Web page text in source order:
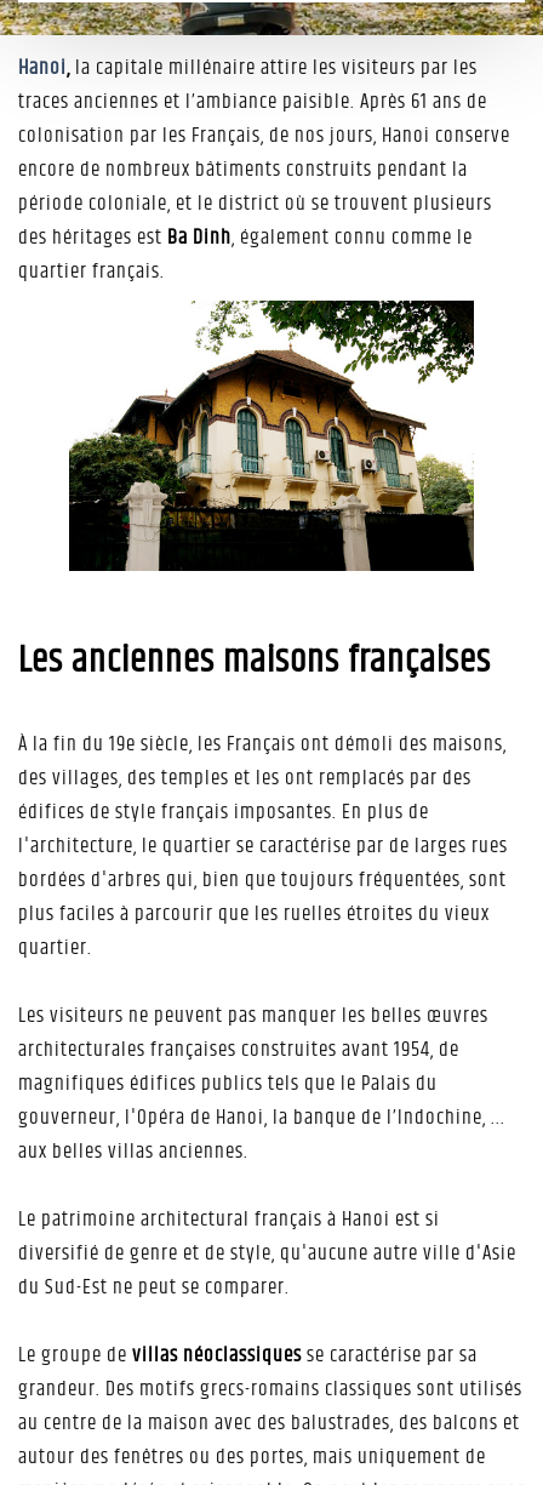
Hanoi,la capitale millénaire attire les visiteurs par les
traces anciennes et l’ambiance paisible. Après 61 ans de
colonisation par les Français, de nos jours, Hanoi conserve
encore de nombreux bâtiments construits pendant la
période coloniale, et le district où se trouvent plusieurs
des héritages est Ba Dinh, également connu comme le
quartier français.
Les anciennes maisons françaises
À la fin du 19e siècle, les Français ont démoli des maisons,
des villages, des temples et les ont remplacés par des
édifices de style français imposantes. En plus de
l'architecture, le quartier se caractérise par de larges rues
bordées d'arbres qui, bien que toujours fréquentées, sont
plus faciles à parcourir que les ruelles étroites du vieux
quartier.
Les visiteurs ne peuvent pas manquer les belles œuvres
architecturales françaises construites avant 1954, de
magnifiques édifices publics tels que le Palais du
gouverneur, l'Opéra de Hanoi, la banque de l’Indochine, ...
aux belles villas anciennes.
Le patrimoine architectural français à Hanoi est si
diversifié de genre et de style, qu'aucune autre ville d'Asie
du Sud-Est ne peut se comparer.
Le groupe devillas néoclassiquesse caractérise par sa
grandeur. Des motifs grecs-romains classiques sont utilisés
au centre de la maison avec des balustrades, des balcons et
autour des fenêtres ou des portes, mais uniquement de